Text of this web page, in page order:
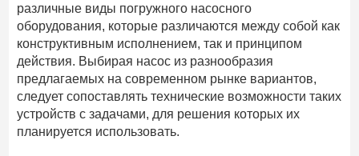
различные виды погружного насосного
оборудования, которые различаются между собой как
конструктивным исполнением, так и принципом
действия. Выбирая насос из разнообразия
предлагаемых на современном рынке вариантов,
следует сопоставлять технические возможности таких
устройств с задачами, для решения которых их
планируется использовать.